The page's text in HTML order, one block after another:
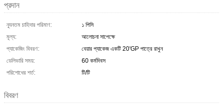
প্রদান
ন্যূনতম চাহিদার পরিমাণ:
১ পিসি
মূল্য:
আলোচনা সাপেক্ষে
প্যাকেজিং বিবরণ:
বেয়ার প্যাকেজ একটি 20'GP পাত্রে রাখুন
ডেলিভারি সময়:
60 কর্মদিবস
পরিশোধের শর্ত:
টি/টি
বিবরণ